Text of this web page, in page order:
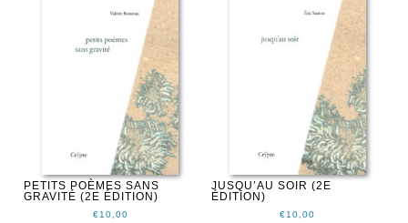
PETITS POÈMES SANS
GRAVITÉ (2E ÉDITION)
€10,00
JUSQU’AU SOIR (2E
ÉDITION)
€10,00